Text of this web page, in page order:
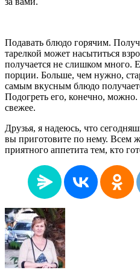
Подавать блюдо горячим.
тарелкой может насытиться
получается не слишком много.
порции. Больше, чем нужно,
самым вкусным блюдо
Подогреть его, конечно,
свежее.
Друзья, я надеюсь, что
вы приготовите по нему. Всем
приятного аппетита тем, кто